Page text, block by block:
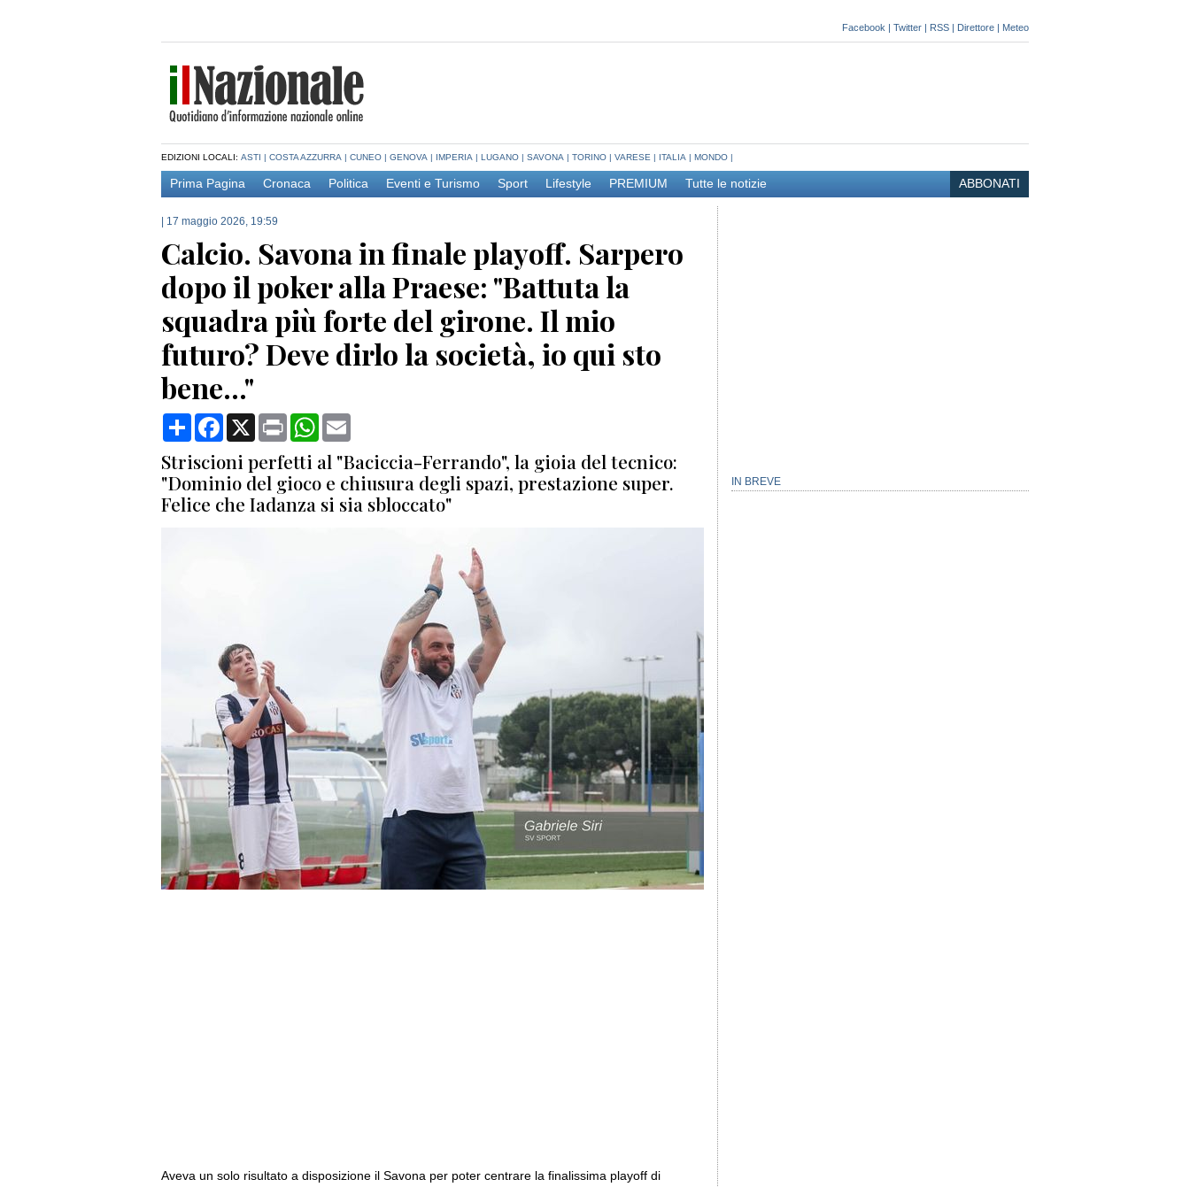
Facebook | Twitter | RSS | Direttore | Meteo
EDIZIONI LOCALI: ASTI | COSTA AZZURRA | CUNEO | GENOVA | IMPERIA | LUGANO | SAVONA | TORINO | VARESE | ITALIA | MONDO |
Prima Pagina Cronaca Politica Eventi e Turismo Sport Lifestyle PREMIUM Tutte le notizie ABBONATI
17 maggio 2026, 19:59
Calcio. Savona in finale playoff. Sarpero
dopo il poker alla Praese: "Battuta la
squadra più forte del girone. Il mio
futuro? Deve dirlo la società, io qui sto
bene..."
CondividiFacebook
X Print WhatsApp
Striscioni perfetti al "Baciccia-Ferrando", la gioia del tecnico:
"Dominio del gioco e chiusura degli spazi, prestazione super.
Felice che Iadanza si sia sbloccato"
Aveva un solo risultato a disposizione il Savona per poter centrare la finalissima playoff di
IN BREVE